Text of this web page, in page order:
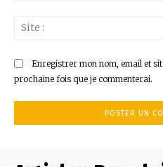
Enregistrer mon nom, email et
prochaine fois que je commenterai.